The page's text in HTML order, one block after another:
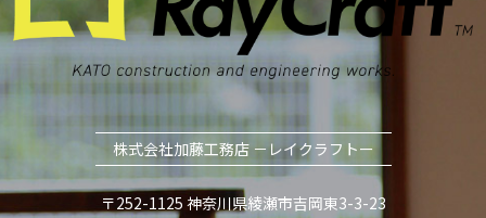
株式会社加藤工務店 －レイクラフトー
〒252-1125 神奈川県綾瀬市吉岡東3-3-23